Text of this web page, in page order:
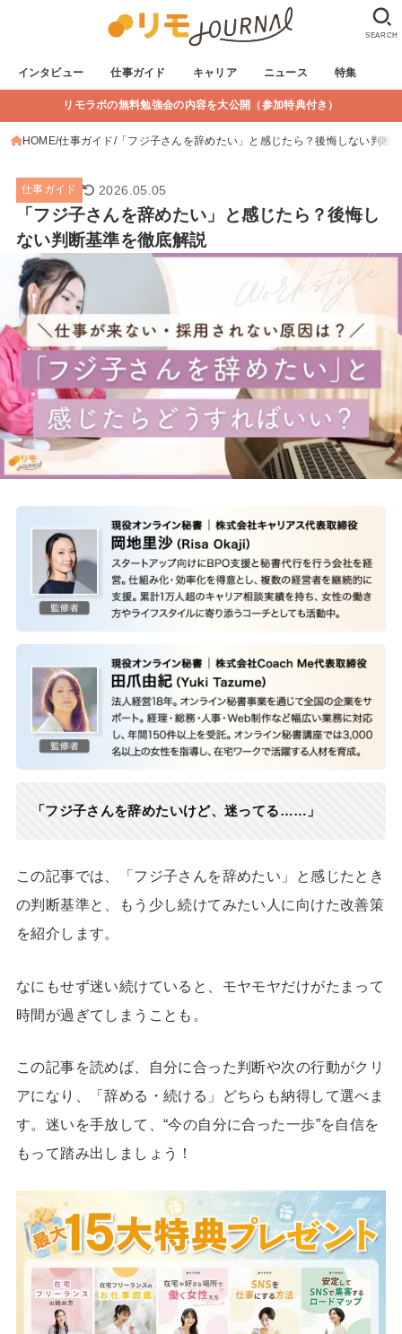
インタビュー 仕事ガイド キャリア ニュース 特集
SEARCH
リモラボの無料勉強会の内容を大公開（参加特典付き）
HOME 仕事ガイド 「フジ子さんを辞めたい」と感じたら？後悔しない判断
仕事ガイド 2026.05.05
「フジ子さんを辞めたい」と感じたら？後悔し
ない判断基準を徹底解説
「フジ子さんを辞めたいけど、迷ってる……」
この記事では、「フジ子さんを辞めたい」と感じたとき
の判断基準と、もう少し続けてみたい人に向けた改善策
を紹介します。
なにもせず迷い続けていると、モヤモヤだけがたまって
時間が過ぎてしまうことも。
この記事を読めば、自分に合った判断や次の行動がクリ
アになり、「辞める・続ける」どちらも納得して選べま
す。迷いを手放して、“今の自分に合った一歩”を自信を
もって踏み出しましょう！